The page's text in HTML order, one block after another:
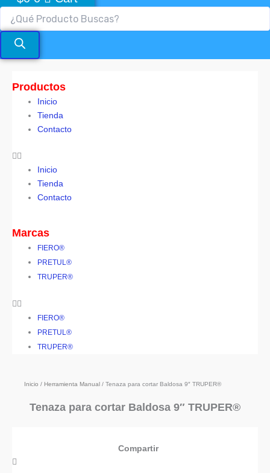
Productos
Inicio
Tienda
Contacto
Inicio
Tienda
Contacto
Marcas
FIERO®
PRETUL®
TRUPER®
FIERO®
PRETUL®
TRUPER®
Inicio / Herramienta Manual / Tenaza para cortar Baldosa 9″ TRUPER®
Tenaza para cortar Baldosa 9″ TRUPER®
Compartir